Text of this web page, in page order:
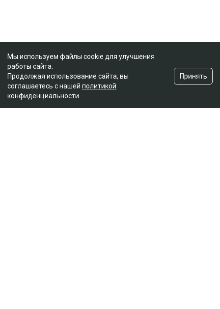
Мы используем файлы cookie для улучшения
работы сайта.
Продолжая использование сайта, вы
соглашаетесь с нашей политикой
конфиденциальности
Принять